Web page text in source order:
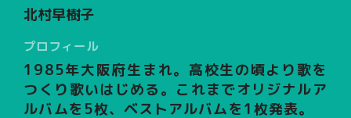
北村早樹子
プロフィール
1985年大阪府生まれ。高校生の頃より歌を
つくり歌いはじめる。これまでオリジナルア
ルバムを5枚、ベストアルバムを1枚発表。